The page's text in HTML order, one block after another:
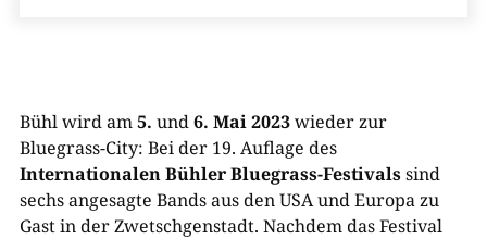
Bühl wird am5. und6. Mai 2023wieder zur
Bluegrass-City: Bei der 19. Auflage des
Internationalen Bühler Bluegrass-Festivalssind
sechs angesagte Bands aus den USA und Europa zu
Gast in der Zwetschgenstadt. Nachdem das Festival